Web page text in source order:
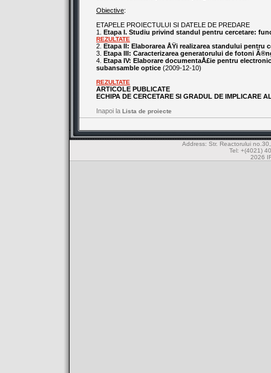
Obiective:
ETAPELE PROIECTULUI SI DATELE DE PREDARE
1. Etapa I. Studiu privind standul pentru cercetare:
REZULTATE
2. Etapa II: Elaborarea ÅŸi realizarea standului pentru
3. Etapa III: Caracterizarea generatorului de fotoni
4. Etapa IV: Elaborare documentaÅ£ie pentru
subansamble optice (2009-12-10)
REZULTATE
ARTICOLE PUBLICATE
ECHIPA DE CERCETARE SI GRADUL DE IMPLICARE
Inapoi la Lista de proiecte
Address: Str. Reactorului
Tel: +(4021)
2026